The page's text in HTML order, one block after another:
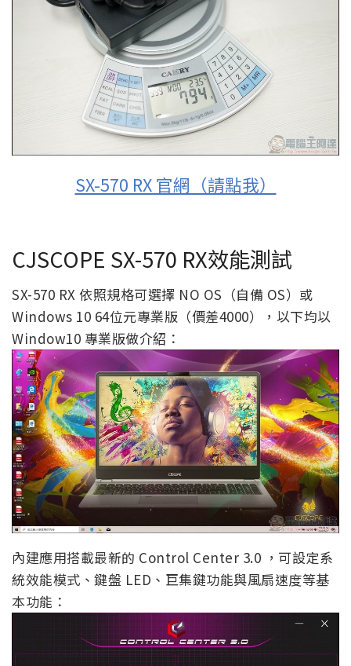
SX-570 RX 官網（請點我）
CJSCOPE SX-570 RX效能測試
SX-570 RX 依照規格可選擇 NO OS（自備 OS）或
Windows 10 64位元專業版（價差4000），以下均以
Window10 專業版做介紹：
內建應用搭載最新的 Control Center 3.0 ，可設定系
統效能模式、鍵盤 LED、巨集鍵功能與風扇速度等基
本功能：